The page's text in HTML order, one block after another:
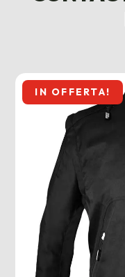
IN OFFERTA!